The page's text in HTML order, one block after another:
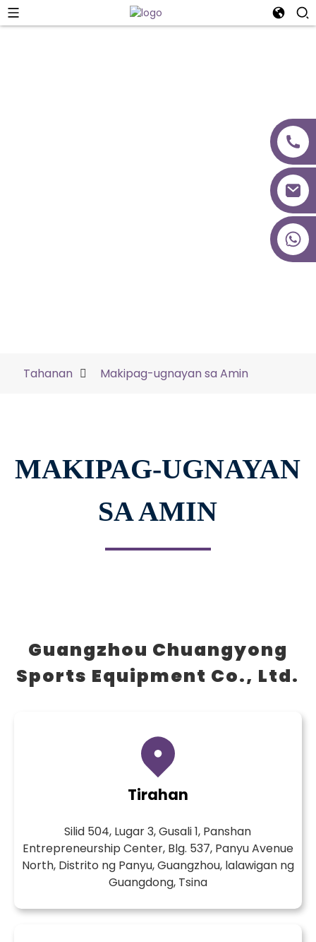
Makipag-Ugnayan Sa
Tahanan Makipag-ugnayan sa Amin
MAKIPAG-UGNAYAN
SA AMIN
Guangzhou Chuangyong
Sports Equipment Co., Ltd.
Tirahan
Silid 504, Lugar 3, Gusali 1, Panshan
Entrepreneurship Center, Blg. 537, Panyu Avenue
North, Distrito ng Panyu, Guangzhou, lalawigan ng
Guangdong, Tsina